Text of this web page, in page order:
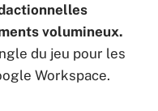
volumineux.
du jeu pour les
Workspace.